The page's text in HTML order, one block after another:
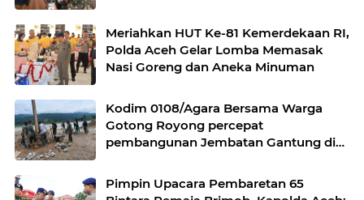
Meriahkan HUT Ke-81 Kemerdekaan RI,
Polda Aceh Gelar Lomba Memasak
Nasi Goreng dan Aneka Minuman
Kodim 0108/Agara Bersama Warga
Gotong Royong percepat
pembangunan Jembatan Gantung di
Pimpin Upacara Pembaretan 65